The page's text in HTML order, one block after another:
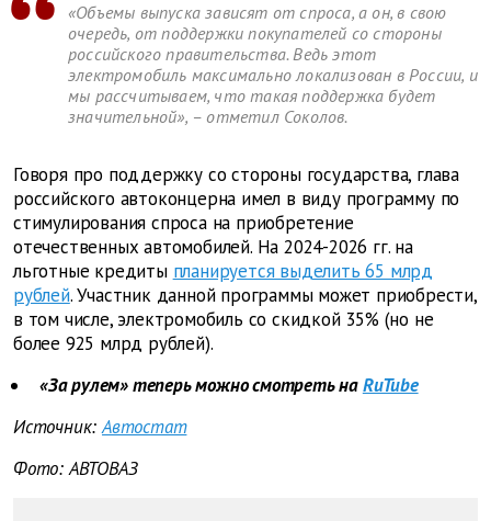
«Объемы выпуска зависят от спроса, а он, в свою
очередь, от поддержки покупателей со стороны
российского правительства. Ведь этот
электромобиль максимально локализован в России, и
мы рассчитываем, что такая поддержка будет
значительной», – отметил Соколов.
Говоря про поддержку со стороны государства, глава
российского автоконцерна имел в виду программу по
стимулирования спроса на приобретение
отечественных автомобилей. На 2024-2026 гг. на
льготные кредиты планируется выделить 65 млрд
рублей. Участник данной программы может приобрести,
в том числе, электромобиль со скидкой 35% (но не
более 925 млрд рублей).
«За рулем» теперь можно смотреть наRuTube
Источник: Автостат
Фото: АВТОВАЗ